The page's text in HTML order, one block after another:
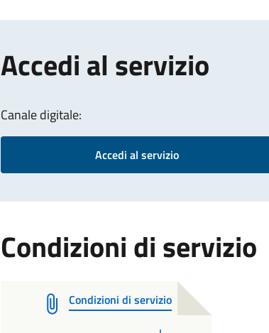
Accedi al servizio
Canale digitale:
Accedi al servizio
Condizioni di servizio
Condizioni di servizio